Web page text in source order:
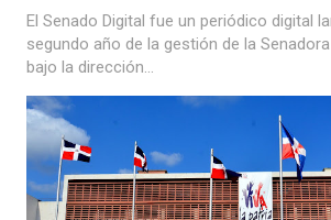
El Senado Digital fue un periódico digital
segundo año de la gestión de la
bajo la dirección...